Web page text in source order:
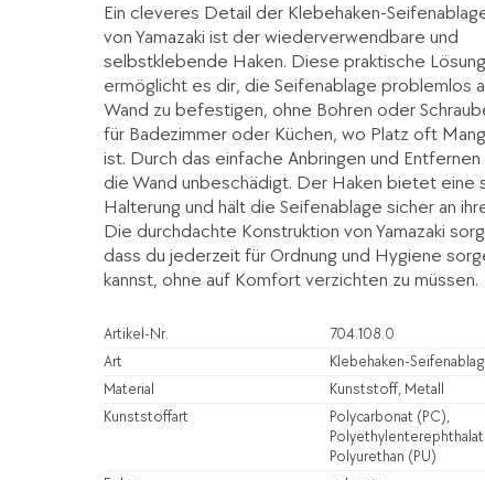
Ein cleveres Detail der Klebehaken-
von Yamazaki ist der wiederverwendbare und
selbstklebende Haken. Diese praktische Lösung
ermöglicht es dir, die Seifenablage problemlos
Wand zu befestigen, ohne Bohren oder
für Badezimmer oder Küchen, wo Platz oft
ist. Durch das einfache Anbringen und
die Wand unbeschädigt. Der Haken bietet eine
Halterung und hält die Seifenablage sicher an
Die durchdachte Konstruktion von Yamazaki
dass du jederzeit für Ordnung und Hygiene
kannst, ohne auf Komfort verzichten zu müssen.
Artikel-Nr.
704.108.0
Art
Klebehaken-
Material
Kunststoff, Metall
Kunststoffart
Polycarbonat (PC),
Polyethylenterephthalat
Polyurethan (PU)